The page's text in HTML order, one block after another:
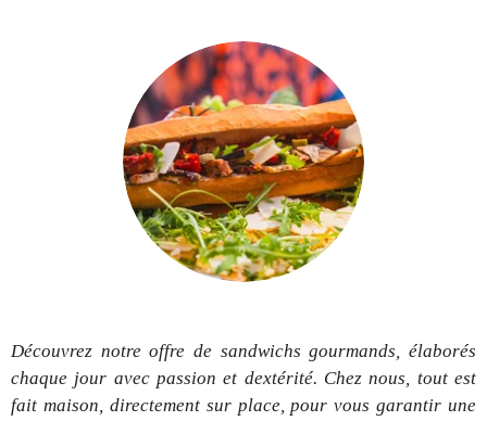
Découvrez notre offre de sandwichs gourmands, élaborés
chaque jour avec passion et dextérité. Chez nous, tout est
fait maison, directement sur place, pour vous garantir une